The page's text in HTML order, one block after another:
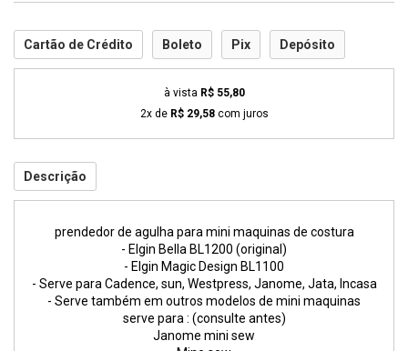
Cartão de Crédito Boleto Pix Depósito
à vista R$ 55,80
2x de R$ 29,58com juros
Descrição
prendedor de agulha para mini maquinas de costura
- Elgin Bella BL1200 (original)
- Elgin Magic Design BL1100
- Serve para Cadence, sun, Westpress, Janome, Jata, Incasa
- Serve também em outros modelos de mini maquinas
serve para : (consulte antes)
Janome mini sew